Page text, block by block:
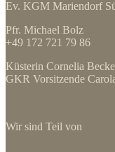
Ev. KGM Mariendorf
Pfr. Michael Bolz
+49 172 721 79 86
Küsterin Cornelia
GKR Vorsitzende
Wir sind Teil von